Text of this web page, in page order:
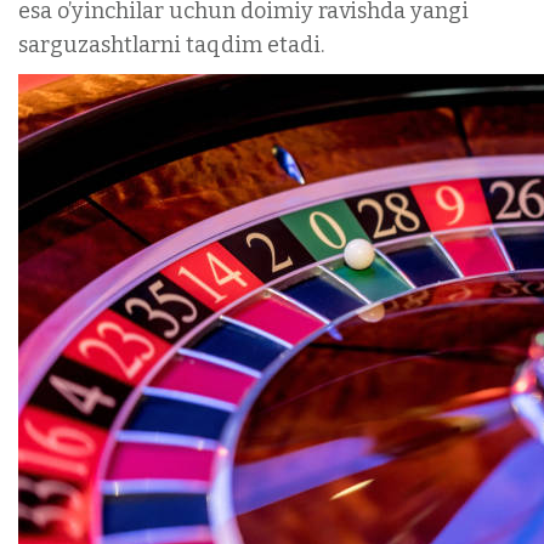
esa o’yinchilar uchun doimiy ravishda yangi
sarguzashtlarni taqdim etadi.